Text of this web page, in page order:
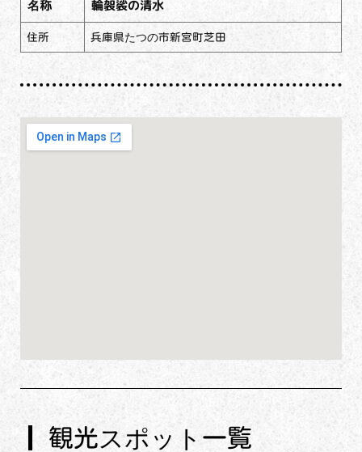
名称 輪袈裟の清水
住所 兵庫県たつの市新宮町芝田
観光スポット一覧